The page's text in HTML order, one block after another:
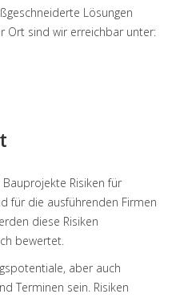
Lösungen
Ort sind wir erreichbar unter:
Risiken für
für die ausführenden Firmen
diese Risiken
bewertet.
aber auch
Terminen sein. Risiken